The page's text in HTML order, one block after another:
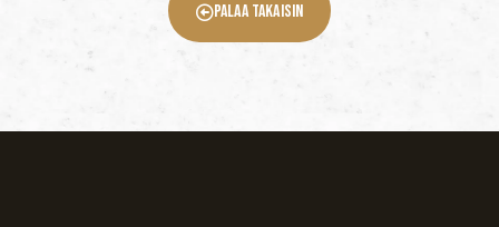
Palaa Takaisin